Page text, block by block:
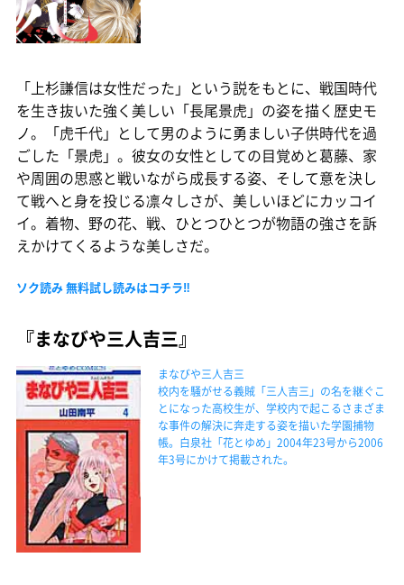
「上杉謙信は女性だった」という説をもとに、戦国時代
を生き抜いた強く美しい「長尾景虎」の姿を描く歴史モ
ノ。「虎千代」として男のように勇ましい子供時代を過
ごした「景虎」。彼女の女性としての目覚めと葛藤、家
や周囲の思惑と戦いながら成長する姿、そして意を決し
て戦へと身を投じる凛々しさが、美しいほどにカッコイ
イ。着物、野の花、戦、ひとつひとつが物語の強さを訴
えかけてくるような美しさだ。
ソク読み 無料試し読みはコチラ‼
『まなびや三人吉三』
まなびや三人吉三
校内を騒がせる義賊「三人吉三」の名を継ぐこ
とになった高校生が、学校内で起こるさまざま
な事件の解決に奔走する姿を描いた学園捕物
帳。白泉社「花とゆめ」2004年23号から2006
年3号にかけて掲載された。